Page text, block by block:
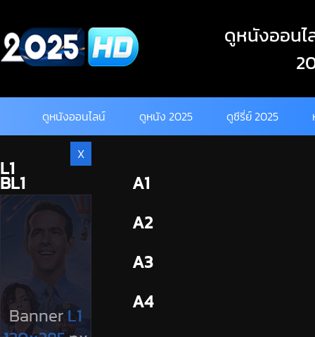
content
ดูหนังออนไ
ดูหนังออนไลน์ ดูหนัง 2025 ดูซีรี่ย์ 2025
BL1
A1
A2
A3
A4
X
L1